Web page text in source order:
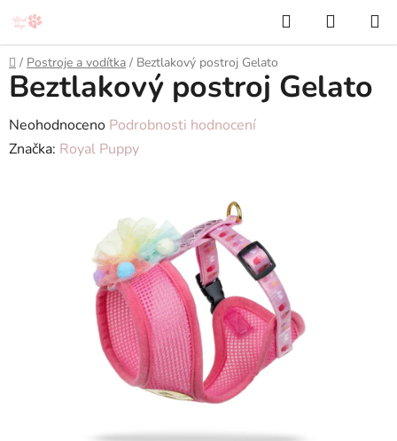
na
obsah
Hledat
KOŠÍK
Domů
/ Postroje a vodítka / Beztlakový postroj Gelato
Beztlakový postroj Gelato
Průměrné
hodnocení
Neohodnoceno Podrobnosti hodnocení
Značka: Royal Puppy